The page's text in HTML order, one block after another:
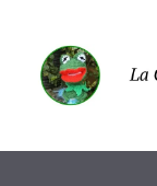
contenu